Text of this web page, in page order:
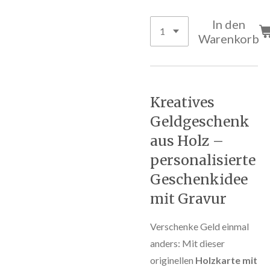
In den
Warenkorb
Kreatives
Geldgeschenk
aus Holz –
personalisierte
Geschenkidee
mit Gravur
Verschenke Geld einmal
anders: Mit dieser
originellen Holzkarte mit